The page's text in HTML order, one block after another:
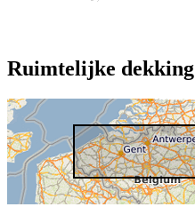
Ruimtelijke dekking